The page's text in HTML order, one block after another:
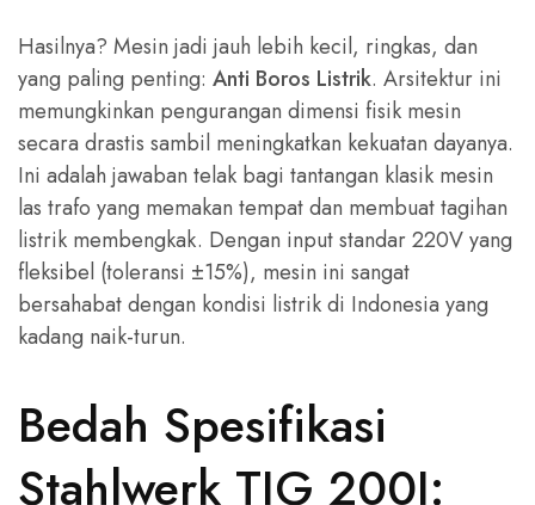
Hasilnya? Mesin jadi jauh lebih kecil, ringkas, dan
yang paling penting: Anti Boros Listrik. Arsitektur ini
memungkinkan pengurangan dimensi fisik mesin
secara drastis sambil meningkatkan kekuatan dayanya.
Ini adalah jawaban telak bagi tantangan klasik mesin
las trafo yang memakan tempat dan membuat tagihan
listrik membengkak. Dengan input standar 220V yang
fleksibel (toleransi ±15%), mesin ini sangat
bersahabat dengan kondisi listrik di Indonesia yang
kadang naik-turun.
Bedah Spesifikasi
Stahlwerk TIG 200I: